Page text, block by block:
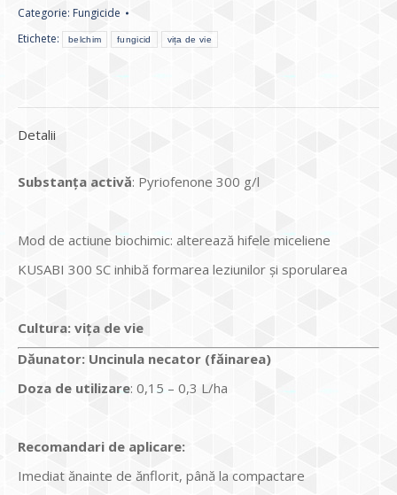
Categorie: Fungicide
Etichete:
belchim fungicid vița de vie
Detalii
Substanţa activă: Pyriofenone 300 g/l
Mod de actiune biochimic: alterează hifele miceliene
KUSABI 300 SC inhibă formarea leziunilor și sporularea
Cultura: viţa de vie
Dăunator: Uncinula necator (făinarea)
Doza de utilizare: 0,15 – 0,3 L/ha
Recomandari de aplicare:
Imediat ănainte de ănflorit, până la compactare